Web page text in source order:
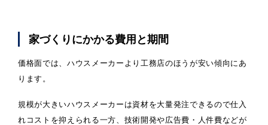
家づくりにかかる費用と期間
価格面では、ハウスメーカーより工務店のほうが安い傾向にあ
ります。
規模が大きいハウスメーカーは資材を大量発注できるので仕入
れコストを抑えられる一方、技術開発や広告費・人件費などが